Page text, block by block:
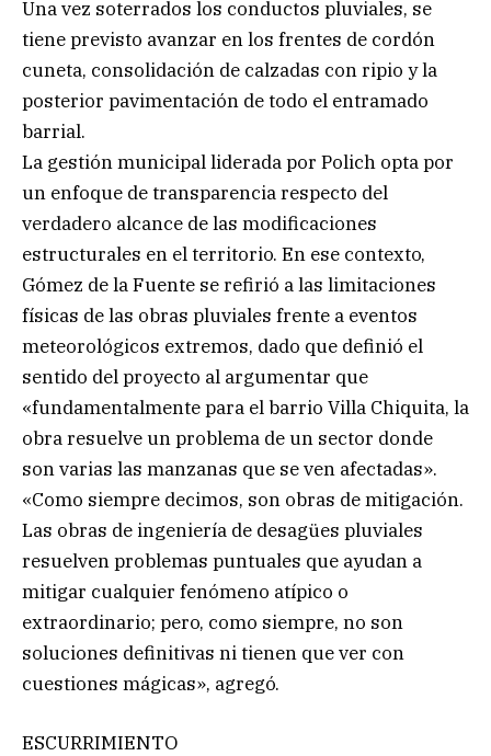
Una vez soterrados los conductos pluviales, se
tiene previsto avanzar en los frentes de cordón
cuneta, consolidación de calzadas con ripio y la
posterior pavimentación de todo el entramado
barrial.
La gestión municipal liderada por Polich opta por
un enfoque de transparencia respecto del
verdadero alcance de las modificaciones
estructurales en el territorio. En ese contexto,
Gómez de la Fuente se refirió a las limitaciones
físicas de las obras pluviales frente a eventos
meteorológicos extremos, dado que definió el
sentido del proyecto al argumentar que
«fundamentalmente para el barrio Villa Chiquita, la
obra resuelve un problema de un sector donde
son varias las manzanas que se ven afectadas».
«Como siempre decimos, son obras de mitigación.
Las obras de ingeniería de desagües pluviales
resuelven problemas puntuales que ayudan a
mitigar cualquier fenómeno atípico o
extraordinario; pero, como siempre, no son
soluciones definitivas ni tienen que ver con
cuestiones mágicas», agregó.
ESCURRIMIENTO